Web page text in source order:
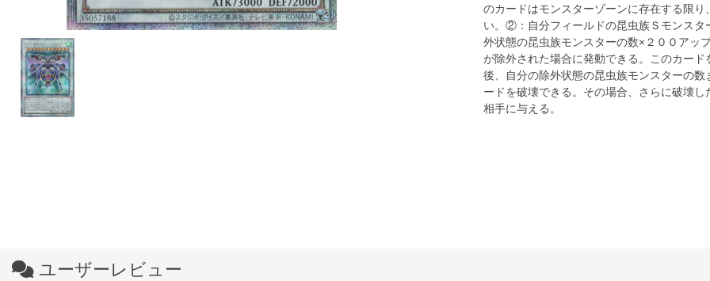
のカードはモンスターゾーンに存在する限り
い。②：自分フィールドの昆虫族Ｓモンスタ
外状態の昆虫族モンスターの数×２００アッ
が除外された場合に発動できる。このカード
後、自分の除外状態の昆虫族モンスターの数
ードを破壊できる。その場合、さらに破壊し
相手に与える。
ユーザーレビュー